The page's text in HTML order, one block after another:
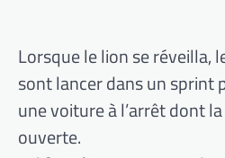
Lorsque le lion se réveilla,
sont lancer dans un sprint
une voiture à l’arrêt dont
ouverte.